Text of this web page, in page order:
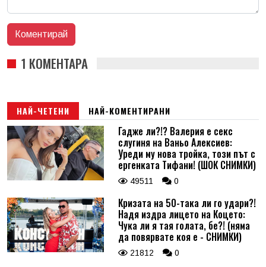
1 КОМЕНТАРА
НАЙ-ЧЕТЕНИ НАЙ-КОМЕНТИРАНИ
Гадже ли?!? Валерия е секс
слугиня на Ваньо Алексиев:
Уреди му нова тройка, този път с
ергенката Тифани! (ШОК СНИМКИ)
49511 0
Кризата на 50-така ли го удари?!
Надя издра лицето на Коцето:
Чука ли я тая голата, бе?! (няма
да повярвате коя е - СНИМКИ)
21812 0